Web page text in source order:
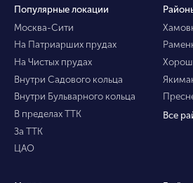
Популярные локации
Москва-Сити
На Патриарших прудах
На Чистых прудах
Внутри Садового кольца
Внутри Бульварного кольца
В пределах ТТК
За ТТК
ЦАО
Все